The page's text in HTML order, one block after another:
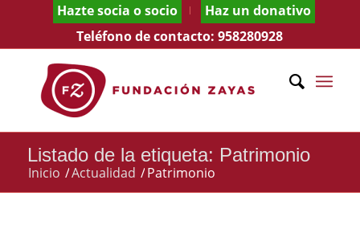
Hazte socia o socio
Haz un donativo
Teléfono de contacto:958280928
Listado de la etiqueta: Patrimonio
Inicio /Actualidad /Patrimonio